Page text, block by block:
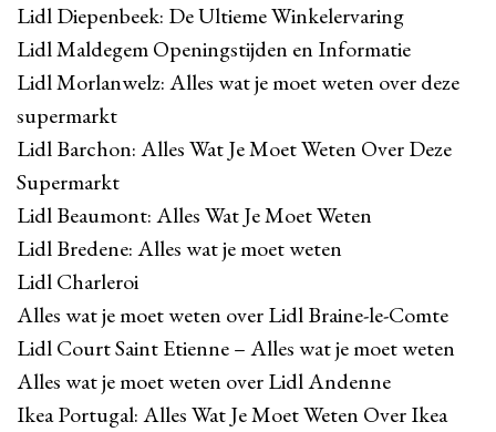
Lidl Diepenbeek: De Ultieme Winkelervaring
Lidl Maldegem Openingstijden en Informatie
Lidl Morlanwelz: Alles wat je moet weten over deze
supermarkt
Lidl Barchon: Alles Wat Je Moet Weten Over Deze
Supermarkt
Lidl Beaumont: Alles Wat Je Moet Weten
Lidl Bredene: Alles wat je moet weten
Lidl Charleroi
Alles wat je moet weten over Lidl Braine-le-Comte
Lidl Court Saint Etienne – Alles wat je moet weten
Alles wat je moet weten over Lidl Andenne
Ikea Portugal: Alles Wat Je Moet Weten Over Ikea